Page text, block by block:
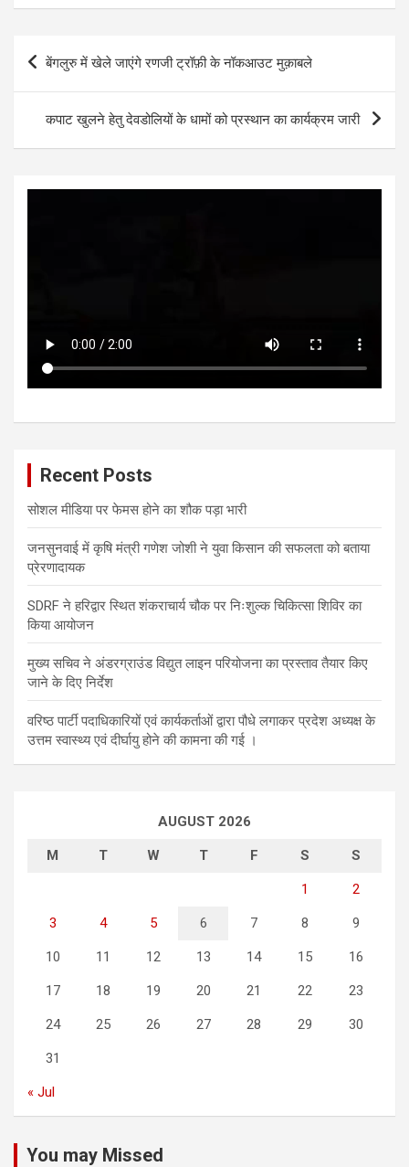
at
A
p
p
ce
b
o
o
k
tt
er
se
n
g
er
ke
dI
n
ar
Post
navigation
बेंगलुरु में खेले जाएंगे रणजी ट्रॉफ़ी के नॉकआउट मुक़ाबले
कपाट खुलने हेतु देवडोलियों के धामों को प्रस्थान का कार्यक्रम जारी ‌
Recent Posts
सोशल मीडिया पर फेमस होने का शौक पड़ा भारी
जनसुनवाई में कृषि मंत्री गणेश जोशी ने युवा किसान की सफलता को बताया
प्रेरणादायक
SDRF ने हरिद्वार स्थित शंकराचार्य चौक पर निःशुल्क चिकित्सा शिविर का
किया आयोजन
मुख्य सचिव ने अंडरग्राउंड विद्युत लाइन परियोजना का प्रस्ताव तैयार किए
जाने के दिए निर्देश
वरिष्ठ पार्टी पदाधिकारियों एवं कार्यकर्ताओं द्वारा पौधे लगाकर प्रदेश अध्यक्ष के
उत्तम स्वास्थ्य एवं दीर्घायु होने की कामना की गई ।
AUGUST 2026
M T W T F S S
1 2
3 4 5 6 7 8 9
10 11 12 13 14 15 16
17 18 19 20 21 22 23
24 25 26 27 28 29 30
31
« Jul
You may Missed